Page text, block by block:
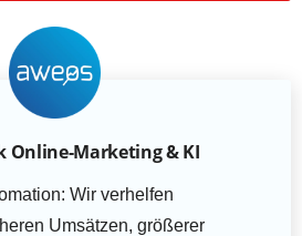
Online-Marketing & KI
Wir verhelfen
Umsätzen, größerer